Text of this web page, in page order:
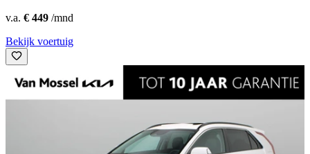
v.a. € 449 /mnd
Bekijk voertuig